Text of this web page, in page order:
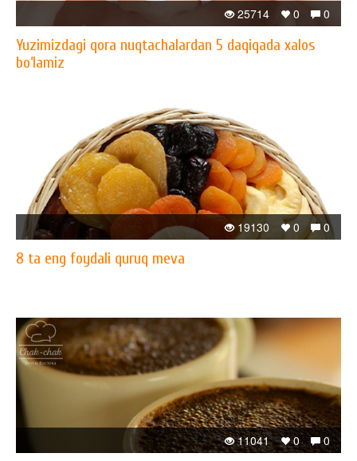
0
0
25714
Yuzimizdagi qora nuqtachalardan 5 daqiqada xalos
bo‘lamiz
0
0
19130
8 ta eng foydali quruq meva
0
0
11041